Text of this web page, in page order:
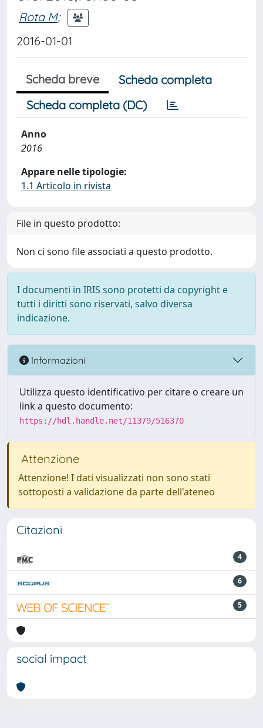
Rota M;
2016-01-01
Scheda breve
Scheda completa
Scheda completa (DC)
Anno
2016
Appare nelle tipologie:
1.1 Articolo in rivista
File in questo prodotto:
Non ci sono file associati a questo prodotto.
I documenti in IRIS sono protetti da copyright e
tutti i diritti sono riservati, salvo diversa
indicazione.
Informazioni
Utilizza questo identificativo per citare o creare un
link a questo documento:
https://hdl.handle.net/11379/516370
Attenzione
Attenzione! I dati visualizzati non sono stati
sottoposti a validazione da parte dell'ateneo
Citazioni
4
6
5
social impact